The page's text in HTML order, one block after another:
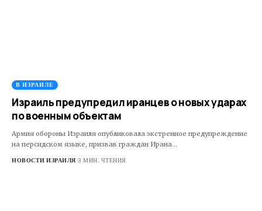
В ИЗРАИЛЕ
Израиль предупредил иранцев о новых ударах
по военным объектам
Армия обороны Израиля опубликовала экстренное предупреждение
на персидском языке, призвав граждан Ирана…
НОВОСТИ ИЗРАИЛЯ 3 МИН. ЧТЕНИЯ